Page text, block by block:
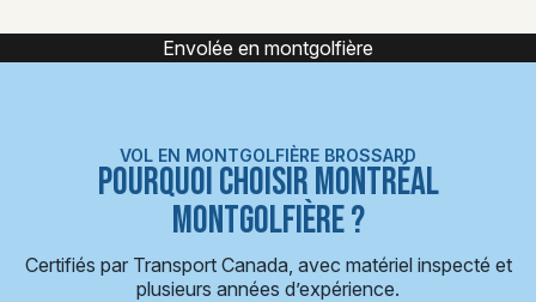
Expérience montgolfière
VOL EN MONTGOLFIÈRE BROSSARD
POURQUOI CHOISIR MONTRÉAL
MONTGOLFIÈRE ?
Certifiés par Transport Canada, avec matériel inspecté et
plusieurs années d’expérience.